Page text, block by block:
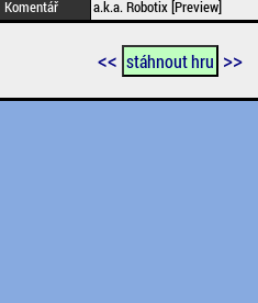
Komentář
a.k.a. Robotix [Preview]
<< stáhnout hru >>